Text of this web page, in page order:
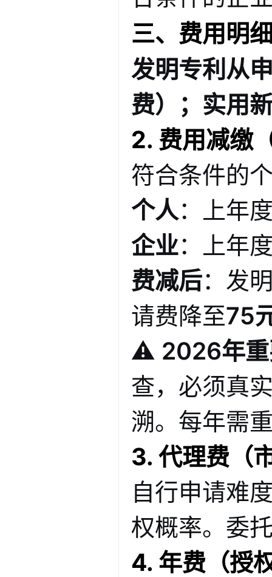
三、费用明
发明专利从
费）
；实用
2. 费用减缴
符合条件的
个人：上年
企业：上年
费减后：发
请费降至75
⚠️ 2026年
查，必须真
溯。每年需
3. 代理费（
自行申请难
权概率。委
4. 年费（授